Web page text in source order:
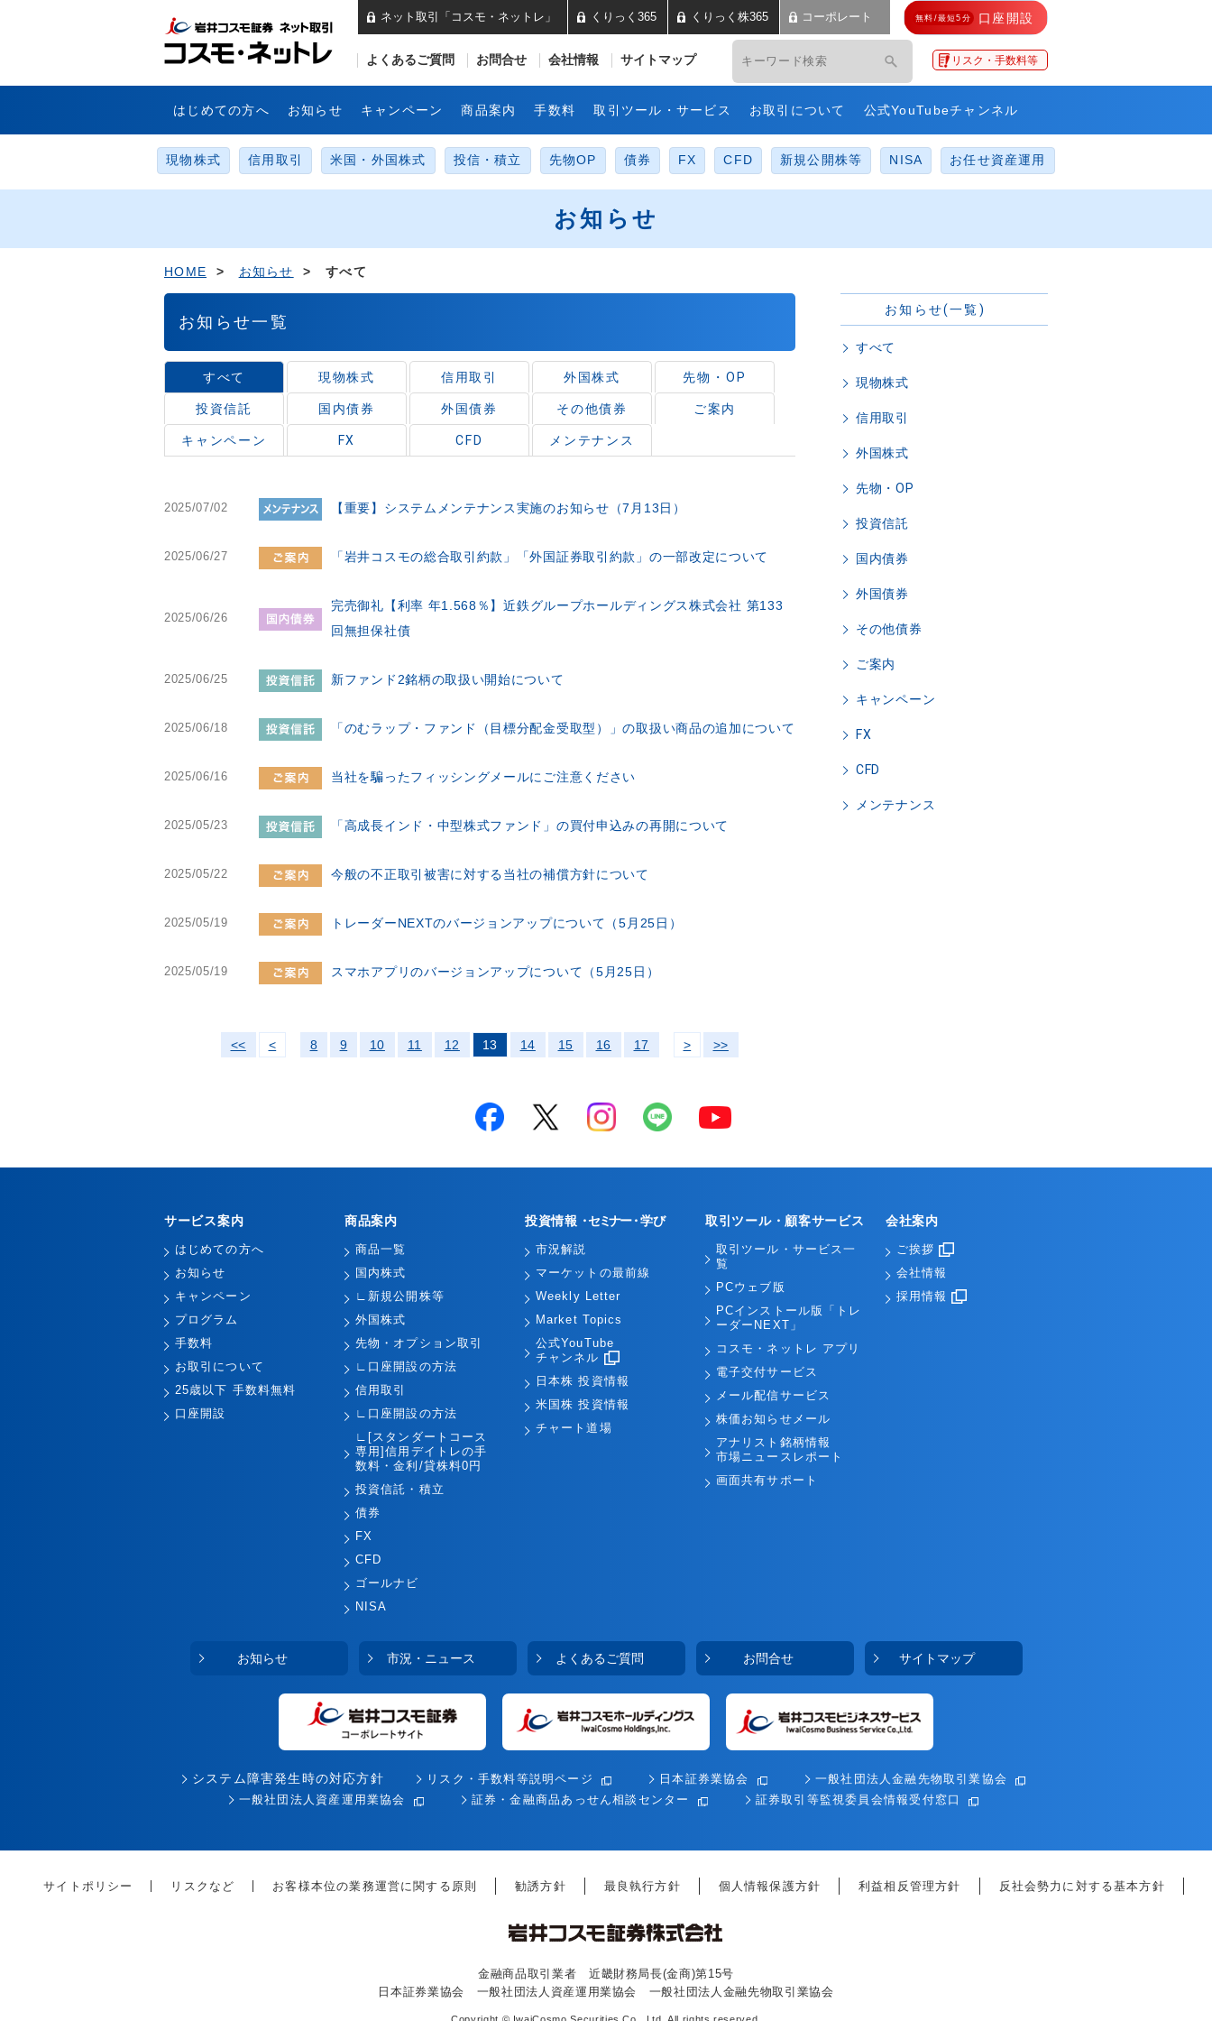
岩井コスモ証券 ネット取引「コスモ・ネットレ」
よくあるご質問 お問合せ 会社情報 サイトマップ
ネット取引「コスモ・ネットレ」 くりっく365 くりっく株365 コーポレート 無料/最短5分 口座開設
リスク・手数料等
はじめての方へ お知らせ キャンペーン 商品案内 手数料 取引ツール・サービス お取引について 公式YouTubeチャンネル
現物株式 信用取引 米国・外国株式 投信・積立 先物OP 債券 FX CFD 新規公開株等 NISA お任せ資産運用
お知らせ
HOME > お知らせ > すべて
お知らせ一覧
すべて 現物株式 信用取引 外国株式 先物・OP
投資信託 国内債券 外国債券 その他債券 ご案内
キャンペーン FX CFD メンテナンス
2025/07/02 【重要】システムメンテナンス実施のお知らせ（7月13日）
2025/06/27 「岩井コスモの総合取引約款」「外国証券取引約款」の一部改定について
2025/06/26
完売御礼【利率 年1.568％】近鉄グループホールディングス株式会社 第133
回無担保社債
2025/06/25 新ファンド2銘柄の取扱い開始について
2025/06/18 「のむラップ・ファンド（目標分配金受取型）」の取扱い商品の追加について
2025/06/16 当社を騙ったフィッシングメールにご注意ください
2025/05/23 「高成長インド・中型株式ファンド」の買付申込みの再開について
2025/05/22 今般の不正取引被害に対する当社の補償方針について
2025/05/19 トレーダーNEXTのバージョンアップについて（5月25日）
2025/05/19 スマホアプリのバージョンアップについて（5月25日）
<< < 8 9 10 11 12 13 14 15 16 17 > >>
お知らせ(一覧)
すべて
現物株式
信用取引
外国株式
先物・OP
投資信託
国内債券
外国債券
その他債券
ご案内
キャンペーン
FX
CFD
メンテナンス
サービス案内
はじめての方へ
お知らせ
キャンペーン
プログラム
手数料
お取引について
25歳以下 手数料無料
口座開設
商品案内
商品一覧
国内株式
∟新規公開株等
外国株式
先物・オプション取引
∟口座開設の方法
信用取引
∟口座開設の方法
∟[スタンダートコース
専用]信用デイトレの手
数料・金利/貸株料0円
投資信託・積立
債券
FX
CFD
ゴールナビ
NISA
投資情報 ・セミナー・学び
市況解説
マーケットの最前線
Weekly Letter
Market Topics
公式YouTube
チャンネル
日本株 投資情報
米国株 投資情報
チャート道場
取引ツール・顧客サービス
取引ツール・サービス一
覧
PCウェブ版
PCインストール版「トレ
ーダーNEXT」
コスモ・ネットレ アプリ
電子交付サービス
メール配信サービス
株価お知らせメール
アナリスト銘柄情報
市場ニュースレポート
画面共有サポート
会社案内
ご挨拶
会社情報
採用情報
お知らせ 市況・ニュース よくあるご質問 お問合せ サイトマップ
システム障害発生時の対応方針 リスク・手数料等説明ページ 日本証券業協会
一般社団法人金融先物取引業協会
一般社団法人資産運用業協会
証券・金融商品あっせん相談センター 証券取引等監視委員会情報受付窓口
サイトポリシー リスクなど お客様本位の業務運営に関する原則 勧誘方針 最良執行方針 個人情報保護方針 利益相反管理方針 反社会勢力に対する基本方針
金融商品取引業者 近畿財務局長(金商)第15号
日本証券業協会 一般社団法人資産運用業協会 一般社団法人金融先物取引業協会